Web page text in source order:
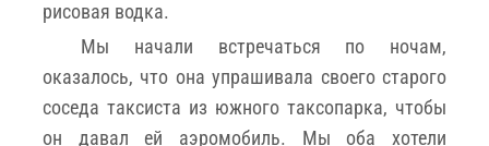
рисовая водка.
Мы начали встречаться по ночам,
оказалось, что она упрашивала своего старого
соседа таксиста из южного таксопарка, чтобы
он давал ей аэромобиль. Мы оба хотели